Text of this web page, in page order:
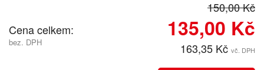
150,00 Kč
Cena celkem:
bez. DPH
135,00 Kč
163,35 Kč vč. DPH